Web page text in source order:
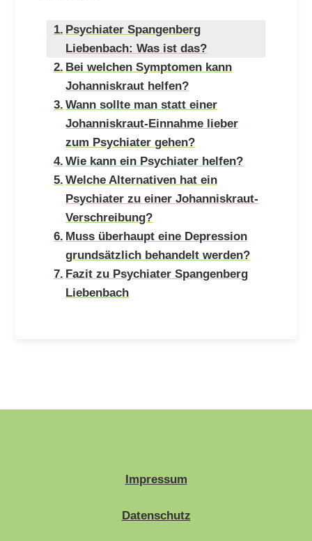
Psychiater Spangenberg
Liebenbach: Was ist das?
Bei welchen Symptomen kann
Johanniskraut helfen?
Wann sollte man statt einer
Johanniskraut-Einnahme lieber
zum Psychiater gehen?
Wie kann ein Psychiater helfen?
Welche Alternativen hat ein
Psychiater zu einer Johanniskraut-
Verschreibung?
Muss überhaupt eine Depression
grundsätzlich behandelt werden?
Fazit zu Psychiater Spangenberg
Liebenbach
Impressum
Datenschutz